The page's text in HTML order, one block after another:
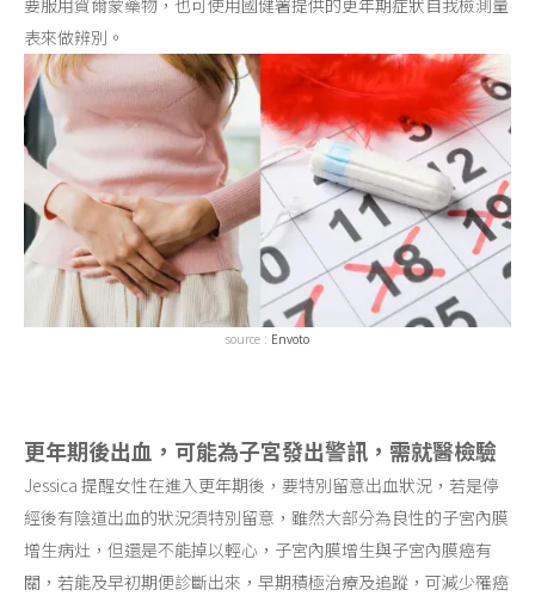
表來做辨別。
source : Envoto
更年期後出血，可能為子宮發出警訊，需就醫檢驗
Jessica 提醒女性在進入更年期後，要特別留意出血狀況，若是停
經後有陰道出血的狀況須特別留意，雖然大部分為良性的子宮內膜
增生病灶，但還是不能掉以輕心，子宮內膜增生與子宮內膜癌有
關，若能及早初期便診斷出來，早期積極治療及追蹤，可減少罹癌